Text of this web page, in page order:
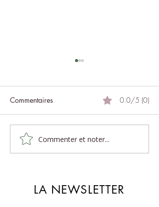
Le massage, art subtil du
toucher
Commentaires 0.0/5 (0)
Commenter et noter...
LA NEWSLETTER